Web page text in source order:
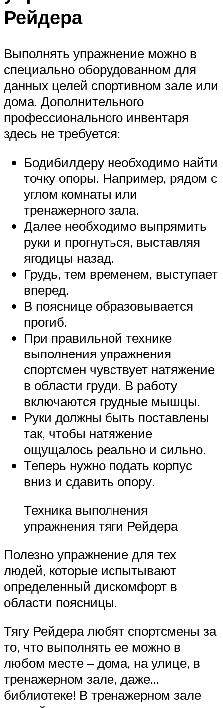
Рейдера
Выполнять упражнение можно в
специально оборудованном для
данных целей спортивном зале или
дома. Дополнительного
профессионального инвентаря
здесь не требуется:
Бодибилдеру необходимо найти
точку опоры. Например, рядом с
углом комнаты или
тренажерного зала.
Далее необходимо выпрямить
руки и прогнуться, выставляя
ягодицы назад.
Грудь, тем временем, выступает
вперед.
В пояснице образовывается
прогиб.
При правильной технике
выполнения упражнения
спортсмен чувствует натяжение
в области груди. В работу
включаются грудные мышцы.
Руки должны быть поставлены
так, чтобы натяжение
ощущалось реально и сильно.
Теперь нужно подать корпус
вниз и сдавить опору.
Техника выполнения
упражнения тяги Рейдера
Полезно упражнение для тех
людей, которые испытывают
определенный дискомфорт в
области поясницы.
Тягу Рейдера любят спортсмены за
то, что выполнять ее можно в
любом месте – дома, на улице, в
тренажерном зале, даже…
библиотеке! В тренажерном зале